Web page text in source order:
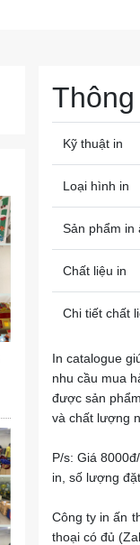
Kỹ thuật in
Loại hình in
Sản phẩm in
Chất liệu in
Chi tiết chất
In catalogue
nhu cầu mua
được sản
và chất lượng
P/s: Giá
in, số lượng
Công ty in ấn
thoại có đủ